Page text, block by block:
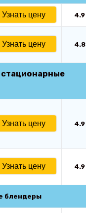
Узнать цену 4.9
Узнать цену 4.8
Узнать цену 4.9
Узнать цену 4.9
блендеры